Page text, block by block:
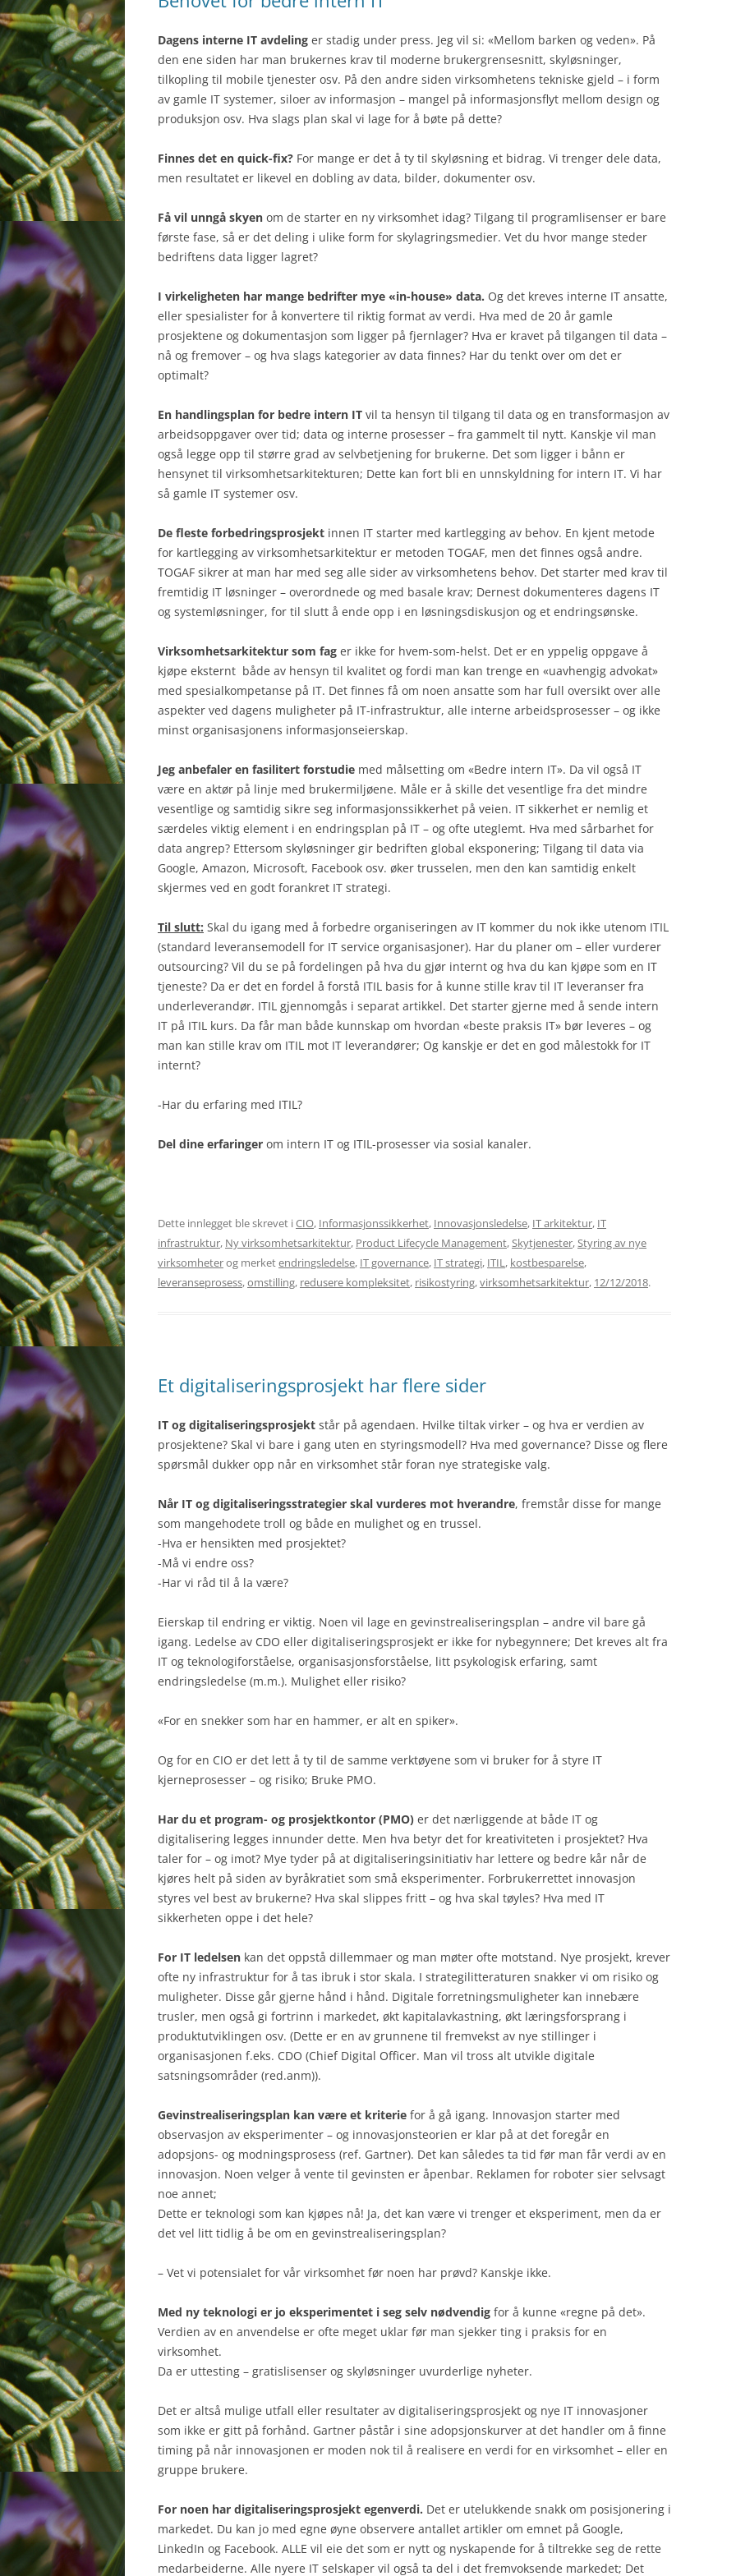
TEKNOLOGI
IT
PRODUCT
NYTTIGE
SOSIALE
Dagens interne IT avdeling er stadig under press. Jeg vil si: «Mellom barken og veden». På
den ene siden har man brukernes krav til moderne brukergrensesnitt, skyløsninger,
tilkopling til mobile tjenester osv. På den andre siden virksomhetens tekniske gjeld – i form
av gamle IT systemer, siloer av informasjon – mangel på informasjonsflyt mellom design og
produksjon osv. Hva slags plan skal vi lage for å bøte på dette?
Finnes det en quick-fix? For mange er det å ty til skyløsning et bidrag. Vi trenger dele data,
men resultatet er likevel en dobling av data, bilder, dokumenter osv.
Få vil unngå skyen om de starter en ny virksomhet idag? Tilgang til programlisenser er bare
første fase, så er det deling i ulike form for skylagringsmedier. Vet du hvor mange steder
bedriftens data ligger lagret?
I virkeligheten har mange bedrifter mye «in-house» data. Og det kreves interne IT ansatte,
eller spesialister for å konvertere til riktig format av verdi. Hva med de 20 år gamle
prosjektene og dokumentasjon som ligger på fjernlager? Hva er kravet på tilgangen til data –
nå og fremover – og hva slags kategorier av data finnes? Har du tenkt over om det er
optimalt?
En handlingsplan for bedre intern IT vil ta hensyn til tilgang til data og en transformasjon av
arbeidsoppgaver over tid; data og interne prosesser – fra gammelt til nytt. Kanskje vil man
også legge opp til større grad av selvbetjening for brukerne. Det som ligger i bånn er
hensynet til virksomhetsarkitekturen; Dette kan fort bli en unnskyldning for intern IT. Vi har
så gamle IT systemer osv.
De fleste forbedringsprosjekt innen IT starter med kartlegging av behov. En kjent metode
for kartlegging av virksomhetsarkitektur er metoden TOGAF, men det finnes også andre.
TOGAF sikrer at man har med seg alle sider av virksomhetens behov. Det starter med krav til
fremtidig IT løsninger – overordnede og med basale krav; Dernest dokumenteres dagens IT
og systemløsninger, for til slutt å ende opp i en løsningsdiskusjon og et endringsønske.
Virksomhetsarkitektur som fag er ikke for hvem-som-helst. Det er en yppelig oppgave å
kjøpe eksternt både av hensyn til kvalitet og fordi man kan trenge en «uavhengig advokat»
med spesialkompetanse på IT. Det finnes få om noen ansatte som har full oversikt over alle
aspekter ved dagens muligheter på IT-infrastruktur, alle interne arbeidsprosesser – og ikke
minst organisasjonens informasjonseierskap.
Jeg anbefaler en fasilitert forstudie med målsetting om «Bedre intern IT». Da vil også IT
være en aktør på linje med brukermiljøene. Måle er å skille det vesentlige fra det mindre
vesentlige og samtidig sikre seg informasjonssikkerhet på veien. IT sikkerhet er nemlig et
særdeles viktig element i en endringsplan på IT – og ofte uteglemt. Hva med sårbarhet for
data angrep? Ettersom skyløsninger gir bedriften global eksponering; Tilgang til data via
Google, Amazon, Microsoft, Facebook osv. øker trusselen, men den kan samtidig enkelt
skjermes ved en godt forankret IT strategi.
Til slutt: Skal du igang med å forbedre organiseringen av IT kommer du nok ikke utenom ITIL
(standard leveransemodell for IT service organisasjoner). Har du planer om – eller vurderer
outsourcing? Vil du se på fordelingen på hva du gjør internt og hva du kan kjøpe som en IT
tjeneste? Da er det en fordel å forstå ITIL basis for å kunne stille krav til IT leveranser fra
underleverandør. ITIL gjennomgås i separat artikkel. Det starter gjerne med å sende intern
IT på ITIL kurs. Da får man både kunnskap om hvordan «beste praksis IT» bør leveres – og
man kan stille krav om ITIL mot IT leverandører; Og kanskje er det en god målestokk for IT
internt?
-Har du erfaring med ITIL?
Del dine erfaringer om intern IT og ITIL-prosesser via sosial kanaler.
Dette innlegget ble skrevet iCIO, Informasjonssikkerhet, Innovasjonsledelse, IT arkitektur, IT
infrastruktur, Ny virksomhetsarkitektur, Product Lifecycle Management,Skytjenester,Styring av nye
virksomheterog merketendringsledelse, IT governance, IT strategi, ITIL, kostbesparelse,
leveranseprosess,omstilling, redusere kompleksitet, risikostyring,virksomhetsarkitektur, 12/12/2018.
Et digitaliseringsprosjekt har flere sider
IT og digitaliseringsprosjekt står på agendaen. Hvilke tiltak virker – og hva er verdien av
prosjektene? Skal vi bare i gang uten en styringsmodell? Hva med governance? Disse og flere
spørsmål dukker opp når en virksomhet står foran nye strategiske valg.
Når IT og digitaliseringsstrategier skal vurderes mot hverandre, fremstår disse for mange
som mangehodete troll og både en mulighet og en trussel.
-Hva er hensikten med prosjektet?
-Må vi endre oss?
-Har vi råd til å la være?
Eierskap til endring er viktig. Noen vil lage en gevinstrealiseringsplan – andre vil bare gå
igang. Ledelse av CDO eller digitaliseringsprosjekt er ikke for nybegynnere; Det kreves alt fra
IT og teknologiforståelse, organisasjonsforståelse, litt psykologisk erfaring, samt
endringsledelse (m.m.). Mulighet eller risiko?
«For en snekker som har en hammer, er alt en spiker».
Og for en CIO er det lett å ty til de samme verktøyene som vi bruker for å styre IT
kjerneprosesser – og risiko; Bruke PMO.
Har du et program- og prosjektkontor (PMO) er det nærliggende at både IT og
digitalisering legges innunder dette. Men hva betyr det for kreativiteten i prosjektet? Hva
taler for – og imot? Mye tyder på at digitaliseringsinitiativ har lettere og bedre kår når de
kjøres helt på siden av byråkratiet som små eksperimenter. Forbrukerrettet innovasjon
styres vel best av brukerne? Hva skal slippes fritt – og hva skal tøyles? Hva med IT
sikkerheten oppe i det hele?
For IT ledelsen kan det oppstå dillemmaer og man møter ofte motstand. Nye prosjekt, krever
ofte ny infrastruktur for å tas ibruk i stor skala. I strategilitteraturen snakker vi om risiko og
muligheter. Disse går gjerne hånd i hånd. Digitale forretningsmuligheter kan innebære
trusler, men også gi fortrinn i markedet, økt kapitalavkastning, økt læringsforsprang i
produktutviklingen osv. (Dette er en av grunnene til fremvekst av nye stillinger i
organisasjonen f.eks. CDO (Chief Digital Officer. Man vil tross alt utvikle digitale
satsningsområder (red.anm)).
Gevinstrealiseringsplan kan være et kriterie for å gå igang. Innovasjon starter med
observasjon av eksperimenter – og innovasjonsteorien er klar på at det foregår en
adopsjons- og modningsprosess (ref. Gartner). Det kan således ta tid før man får verdi av en
innovasjon. Noen velger å vente til gevinsten er åpenbar. Reklamen for roboter sier selvsagt
noe annet;
Dette er teknologi som kan kjøpes nå! Ja, det kan være vi trenger et eksperiment, men da er
det vel litt tidlig å be om en gevinstrealiseringsplan?
– Vet vi potensialet for vår virksomhet før noen har prøvd? Kanskje ikke.
Med ny teknologi er jo eksperimentet i seg selv nødvendig for å kunne «regne på det».
Verdien av en anvendelse er ofte meget uklar før man sjekker ting i praksis for en
virksomhet.
Da er uttesting – gratislisenser og skyløsninger uvurderlige nyheter.
Det er altså mulige utfall eller resultater av digitaliseringsprosjekt og nye IT innovasjoner
som ikke er gitt på forhånd. Gartner påstår i sine adopsjonskurver at det handler om å finne
timing på når innovasjonen er moden nok til å realisere en verdi for en virksomhet – eller en
gruppe brukere.
For noen har digitaliseringsprosjekt egenverdi. Det er utelukkende snakk om posisjonering i
markedet. Du kan jo med egne øyne observere antallet artikler om emnet på Google,
LinkedIn og Facebook. ALLE vil eie det som er nytt og nyskapende for å tiltrekke seg de rette
medarbeiderne. Alle nyere IT selskaper vil også ta del i det fremvoksende markedet; Det